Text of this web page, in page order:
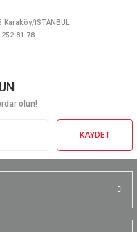
Karaköy/İSTANBUL
81 78
olun!
KAYDET